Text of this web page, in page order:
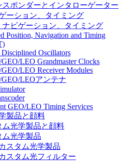
スポンダーとインタローゲーター
ーション、タイミング
ナビゲーション、タイミング
Position, Navigation and Timing
Oscillators
LEO Grandmaster Clocks
LEO Receiver Modules
GEO/LEOアンテナ
GEO/LEO Timing Services
製品と顔料
ム光学製品と顔料
ム光学製品
カスタム光学製品
カスタム光フィルター